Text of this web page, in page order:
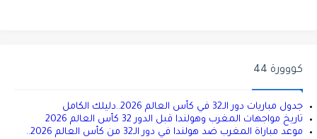
كووورة 44
جدول مباريات دور الـ32 في كأس العالم 2026..دليلك الكامل
تاريخ مواجهات المغرب وهولندا قبل الدور 32 كأس العالم 2026
موعد مباراة المغرب ضد هولندا في دور الـ32 من كأس العالم 2026..